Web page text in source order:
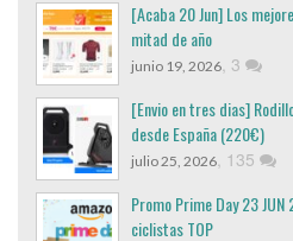
[Acaba 20 Jun] Los
mitad de año
junio 19, 2026, 3
[Envio en tres dias]
desde España (220€)
julio 25, 2026, 135
Promo Prime Day 23
ciclistas TOP